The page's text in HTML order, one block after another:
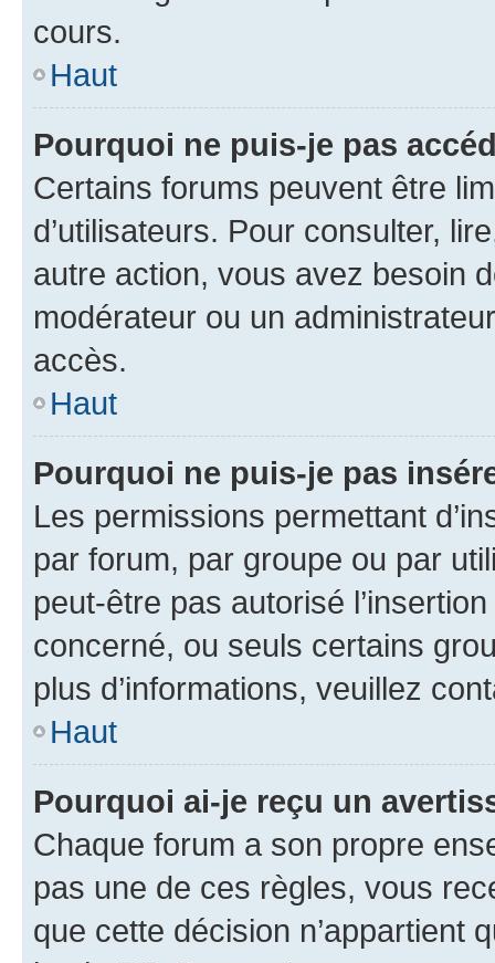
cours.
Haut
Pourquoi ne puis-je pas
Certains forums peuvent être
d’utilisateurs. Pour consulter,
autre action, vous avez besoin
modérateur ou un
accès.
Haut
Pourquoi ne puis-je pas
Les permissions permettant
par forum, par groupe ou par
peut-être pas autorisé
concerné, ou seuls certains
plus d’informations, veuillez
Haut
Pourquoi ai-je reçu un
Chaque forum a son propre
pas une de ces règles, vous
que cette décision n’appartient